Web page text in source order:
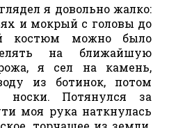
я довольно жалко:
и мокрый с головы до
костюм можно было
на ближайшую
я сел на камень,
из ботинок, потом
носки. Потянулся за
моя рука наткнулась